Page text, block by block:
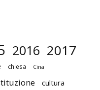
2016 2017
chiesa Cina
cultura